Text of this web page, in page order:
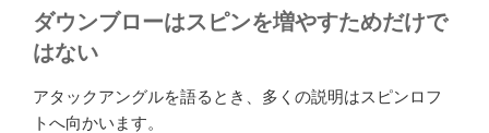
ダウンブローはスピンを増やすためだけで
はない
アタックアングルを語るとき、多くの説明はスピンロフ
トへ向かいます。